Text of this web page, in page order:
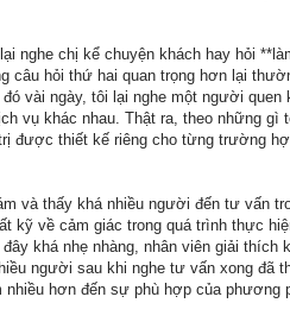
nghe chị kể chuyện khách hay hỏi
câu hỏi thứ hai quan trọng hơn lại
vài ngày, tôi lại nghe một người quen
vụ khác nhau. Thật ra, theo những gì
được thiết kế riêng cho từng trường
và thấy khá nhiều người đến tư vấn
kỹ về cảm giác trong quá trình thực
khá nhẹ nhàng, nhân viên giải thích
người sau khi nghe tư vấn xong đã
nhiều hơn đến sự phù hợp của phương